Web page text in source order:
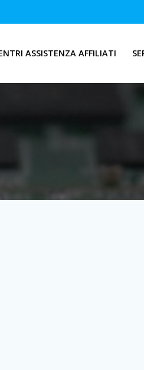
ASSISTENZA AFFILIATI